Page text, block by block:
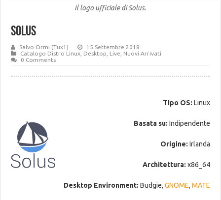
Il logo ufficiale di Solus.
Solus
Salvo Cirmi (Tux1)
15 Settembre 2018
Catalogo Distro Linux Desktop Live
Nuovi Arrivati
0 Comments
Tipo OS: Linux
Basata su: Indipendente
Origine: Irlanda
Architettura: x86_64
Desktop Environment: Budgie, GNOME, MATE